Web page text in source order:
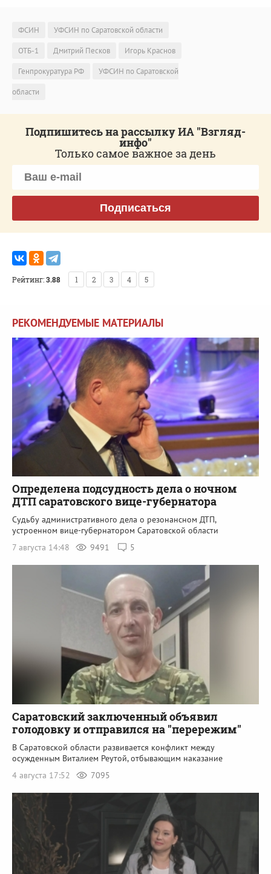
ФСИН
УФСИН по Саратовской области
ОТБ-1
Дмитрий Песков
Игорь Краснов
Генпрокуратура РФ
УФСИН по Саратовской
области
Подпишитесь на рассылку ИА "Взгляд-
инфо"
Только самое важное за день
Подписаться
Рейтинг:3.88 1 2 3 4 5
РЕКОМЕНДУЕМЫЕ МАТЕРИАЛЫ
Определена подсудность дела о ночном
ДТП саратовского вице-губернатора
Судьбу административного дела о резонансном ДТП,
устроенном вице-губернатором Саратовской области
7 августа 14:48
9491 5
Саратовский заключенный объявил
голодовку и отправился на "перережим"
В Саратовской области развивается конфликт между
осужденным Виталием Реутой, отбывающим наказание
4 августа 17:52
7095